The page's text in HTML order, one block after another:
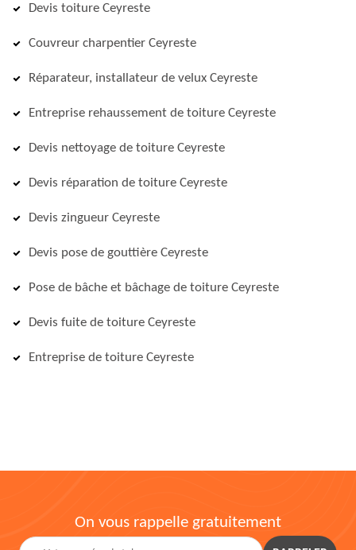
Devis toiture Ceyreste
Couvreur charpentier Ceyreste
Réparateur, installateur de velux Ceyreste
Entreprise rehaussement de toiture Ceyreste
Devis nettoyage de toiture Ceyreste
Devis réparation de toiture Ceyreste
Devis zingueur Ceyreste
Devis pose de gouttière Ceyreste
Pose de bâche et bâchage de toiture Ceyreste
Devis fuite de toiture Ceyreste
Entreprise de toiture Ceyreste
On vous rappelle gratuitement